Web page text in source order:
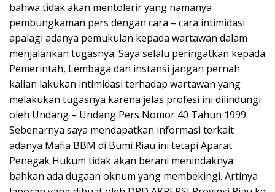
bahwa tidak akan mentolerir yang namanya
pembungkaman pers dengan cara – cara intimidasi
apalagi adanya pemukulan kepada wartawan dalam
menjalankan tugasnya. Saya selalu peringatkan kepada
Pemerintah, Lembaga dan instansi jangan pernah
kalian lakukan intimidasi terhadap wartawan yang
melakukan tugasnya karena jelas profesi ini dilindungi
oleh Undang – Undang Pers Nomor 40 Tahun 1999.
Sebenarnya saya mendapatkan informasi terkait
adanya Mafia BBM di Bumi Riau ini tetapi Aparat
Penegak Hukum tidak akan berani menindaknya
bahkan ada dugaan oknum yang membekingi. Artinya